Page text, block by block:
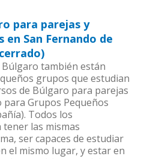
para parejas y
en San Fernando de
también están
grupos que estudian
de Búlgaro para parejas
Grupos Pequeños
Todos los
las mismas
ser capaces de estudiar
el mismo lugar, y estar en